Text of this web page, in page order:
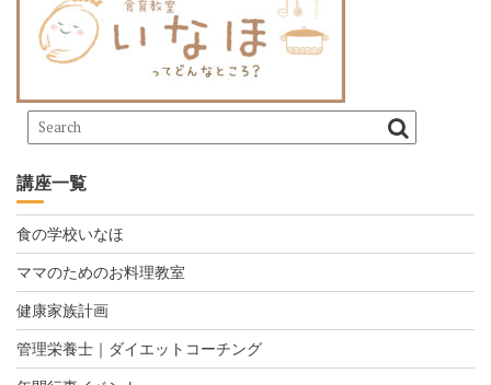
講座一覧
食の学校いなほ
ママのためのお料理教室
健康家族計画
管理栄養士｜ダイエットコーチング